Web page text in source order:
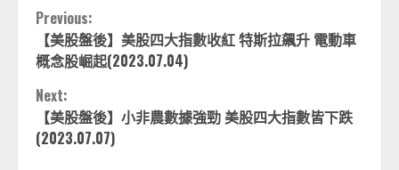
Continue
Reading
Previous:
【美股盤後】美股四大指數收紅 特斯拉飆升 電動車
概念股崛起(2023.07.04)
Next:
【美股盤後】小非農數據強勁 美股四大指數皆下跌
(2023.07.07)